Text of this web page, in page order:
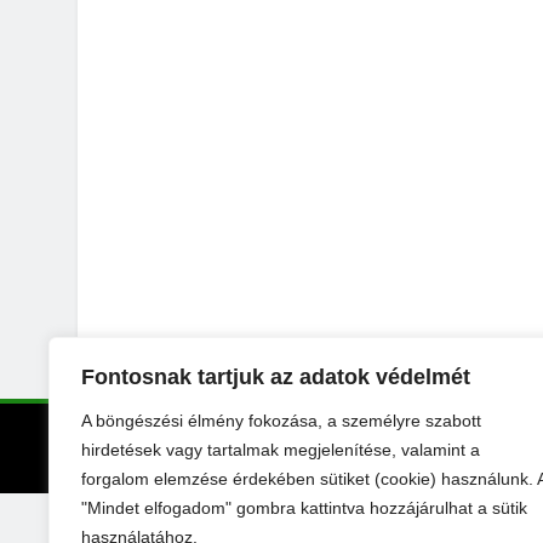
Fontosnak tartjuk az adatok védelmét
A böngészési élmény fokozása, a személyre szabott
hirdetések vagy tartalmak megjelenítése, valamint a
forgalom elemzése érdekében sütiket (cookie) használunk.
"Mindet elfogadom" gombra kattintva hozzájárulhat a sütik
használatához.
KertExpo -